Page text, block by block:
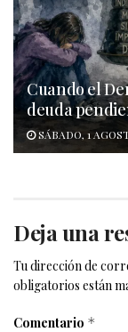
Cuando el
deuda
SÁBADO, 1
Deja una
Tu dirección de
obligatorios están
Comentario *